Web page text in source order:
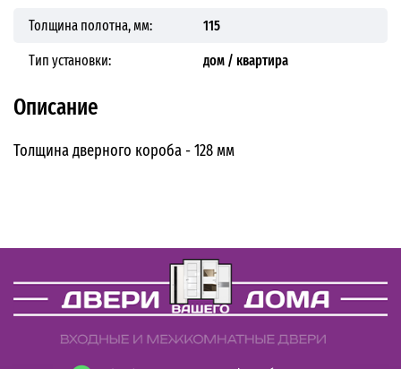
Толщина полотна, мм: 115
Тип установки: дом / квартира
Описание
Толщина дверного короба - 128 мм